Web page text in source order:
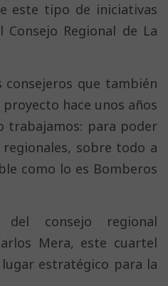
este tipo de iniciativas
Regional de La
consejeros que también
hace unos años
trabajamos: para poder
sobre todo a
como lo es Bomberos
consejo regional
Mera, este cuartel
estratégico para la